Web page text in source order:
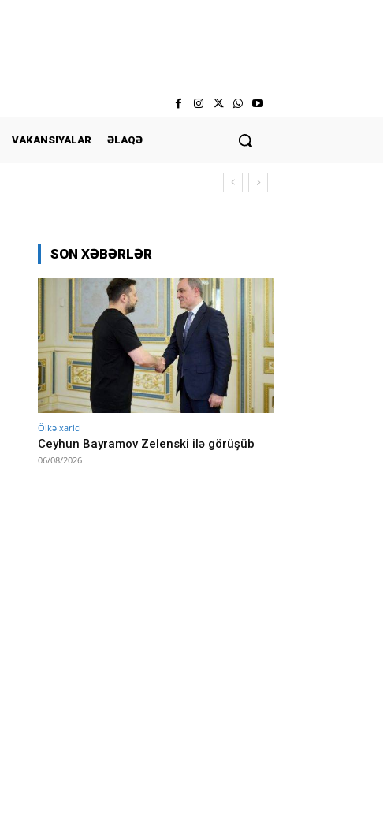
VAKANSIYALAR ƏLAQƏ
SON XƏBƏRLƏR
Ölkə xarici
Ceyhun Bayramov Zelenski ilə görüşüb
06/08/2026